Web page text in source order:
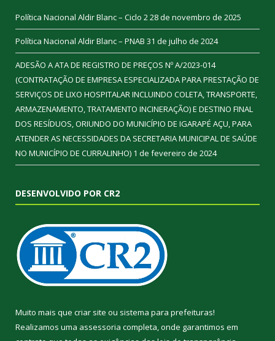
Política Nacional Aldir Blanc – Ciclo 228 de novembro de 2025
Política Nacional Aldir Blanc – PNAB 31 de julho de 2024
ADESÃO A ATA DE REGISTRO DE PREÇOS Nº A/2023-014
(CONTRATAÇÃO DE EMPRESA ESPECIALIZADA PARA PRESTAÇÃO DE
SERVIÇOS DE LIXO HOSPITALAR INCLUINDO COLETA, TRANSPORTE,
ARMAZENAMENTO, TRATAMENTO INCINERAÇÃO) E DESTINO FINAL
DOS RESÍDUOS, ORIUNDO DO MUNICÍPIO DE IGARAPÉ AÇU, PARA
ATENDER AS NECESSIDADES DA SECRETARIA MUNICIPAL DE SAÚDE
NO MUNICÍPIO DE CURRALINHO) 1 de fevereiro de 2024
DESENVOLVIDO POR CR2
Muito mais que criar site ou sistema para prefeituras!
Realizamos uma assessoria completa, onde garantimos em